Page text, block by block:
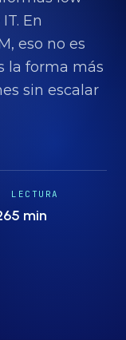
En
eso no es
la forma más
sin escalar
LECTURA
5 min